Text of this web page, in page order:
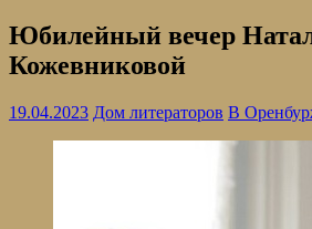
Юбилейный вечер
Кожевниковой
19.04.2023 Дом литераторов В